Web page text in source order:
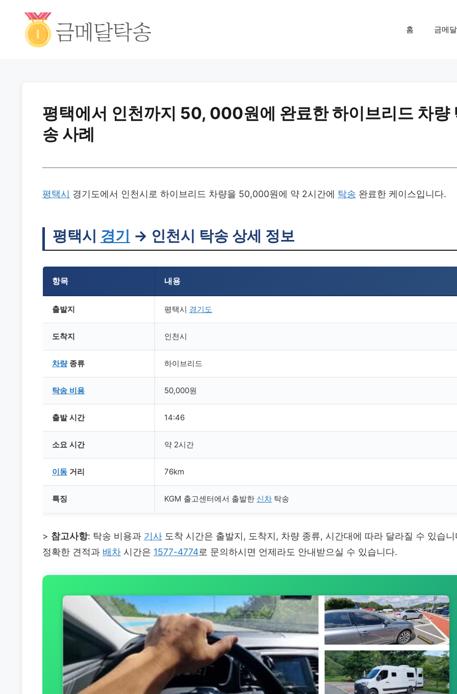
홈 금메
평택에서 인천까지 50, 000원에 완료한 하이브리드 차량
송 사례
평택시 경기도에서 인천시로 하이브리드 차량을 50,000원에 약 2시간에 탁송 완료한 케이스입니다.
평택시 경기 → 인천시 탁송 상세 정보
항목 내용
출발지 평택시 경기도
도착지 인천시
차량종류 하이브리드
탁송 비용 50,000원
출발 시간 14:46
소요 시간 약 2시간
이동 거리 76km
특징 KGM 출고센터에서 출발한 신차 탁송
> 참고사항: 탁송 비용과 기사 도착 시간은 출발지, 도착지, 차량 종류, 시간대에 따라 달라질 수 있습니
정확한 견적과 배차 시간은 1577-4774로 문의하시면 언제라도 안내받으실 수 있습니다.